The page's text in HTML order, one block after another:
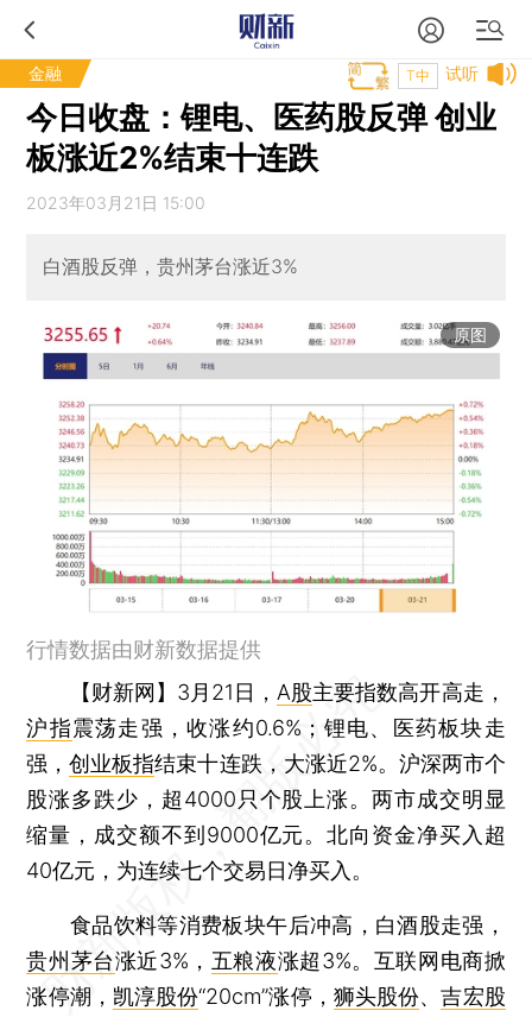
金融 试听
T中
今日收盘：锂电、医药股反弹 创业
板涨近2%结束十连跌
2023年03月21日 15:00
白酒股反弹，贵州茅台涨近3%
原图
行情数据由财新数据提供
【财新网】 3月21日， A股主要指数高开高走，
沪指震荡走强，收涨约0.6%；锂电、医药板块走
强，创业板指结束十连跌，大涨近2%。沪深两市个
股涨多跌少，超4000只个股上涨。两市成交明显
缩量，成交额不到9000亿元。北向资金净买入超
40亿元，为连续七个交易日净买入。
食品饮料等消费板块午后冲高，白酒股走强，
贵州茅台涨近3%， 五粮液涨超3%。互联网电商掀
涨停潮， 凯淳股份“20cm”涨停， 狮头股份、吉宏股